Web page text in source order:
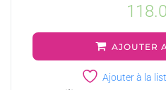
AJOUTER
Ajouter à la